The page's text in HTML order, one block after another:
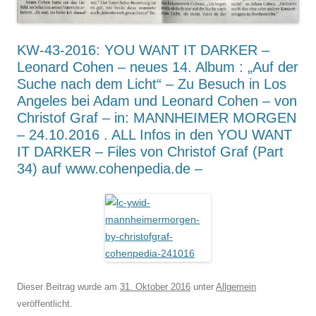
KW-43-2016: YOU WANT IT DARKER –
Leonard Cohen – neues 14. Album : „Auf der
Suche nach dem Licht“ – Zu Besuch in Los
Angeles bei Adam und Leonard Cohen – von
Christof Graf – in: MANNHEIMER MORGEN
– 24.10.2016 . ALL Infos in den YOU WANT
IT DARKER – Files von Christof Graf (Part
34) auf www.cohenpedia.de –
Dieser Beitrag wurde am 31. Oktober 2016 unter Allgemein
veröffentlicht.